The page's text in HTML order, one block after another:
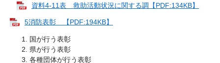
資料4-11表 救助活動状況に関する調【PDF:134KB】
5消防表彰 【PDF:194KB】
国が行う表彰
県が行う表彰
各種団体が行う表彰